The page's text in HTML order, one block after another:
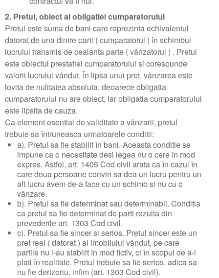
2. Pretul, obiect al obligatiei cumparatorului
Pretul este suma de bani care reprezinta echivalentul
datorat de una dintre parti ( cumparatorul ) în schimbul
lucrului transmis de cealanta parte ( vânzatorul ) . Pretul
este obiectul prestatiei cumparatorului si corespunde
valorii lucrului vândut. În lipsa unui pret, vânzarea este
lovita de nulitatea absoluta, deoarece obligatia
cumparatorului nu are obiect, iar obligatia cumparatorului
este lipsita de cauza.
Ca element esential de validitate a vânzarii, pretul
trebuie sa întruneasca urmatoarele conditii:
a). Pretul sa fie stabilit în bani. Aceasta conditie se
impune ca o necesitate desi legea nu o cere în mod
expres. Astfel, art. 1405 Cod civil arata ca în cazul în
care doua persoane convin sa dea un lucru pentru un
alt lucru avem de-a face cu un schimb si nu cu o
vânzare.
b). Pretul sa fie determinat sau determinabil. Conditia
ca pretul sa fie determinat de parti rezulta din
prevederile art. 1303 Cod civil.
c). Pretul sa fie sincer si serios. Pretul sincer este un
pret real ( datorat ) al imobilului vândut, pe care
partile nu l-au stabilit în mod fictiv, ci în scopul de a-l
plati în realitate. Pretul trebuie sa fie serios, adica sa
nu fie derizoriu, infim (art. 1303 Cod civil).